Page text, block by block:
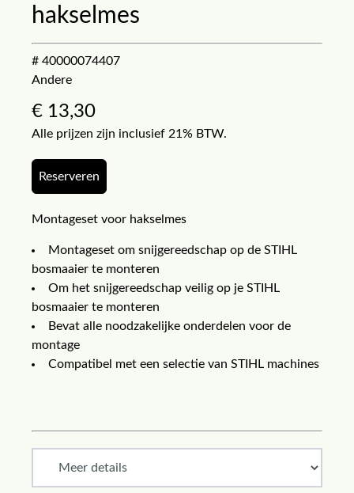
hakselmes
# 40000074407
Andere
€ 13,30
Alle prijzen zijn inclusief 21% BTW.
Reserveren
Montageset voor hakselmes
Montageset om snijgereedschap op de STIHL
bosmaaier te monteren
Om het snijgereedschap veilig op je STIHL
bosmaaier te monteren
Bevat alle noodzakelijke onderdelen voor de
montage
Compatibel met een selectie van STIHL machines